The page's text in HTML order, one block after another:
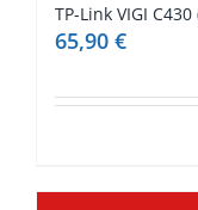
TP-Link VIGI
65,90 €